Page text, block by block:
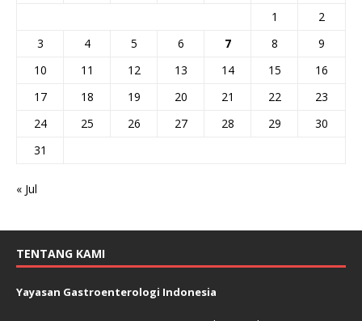
1
2
3
4 5 6 7 8
9
10
11 12 13 14 15
16
17
18 19 20 21 22
23
24
25 26 27 28 29
30
31
« Jul
TENTANG KAMI
Yayasan Gastroenterologi Indonesia